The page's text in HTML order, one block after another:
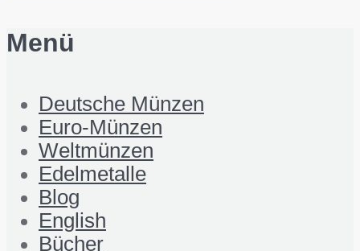
Menü
Deutsche Münzen
Euro-Münzen
Weltmünzen
Edelmetalle
Blog
English
Bücher